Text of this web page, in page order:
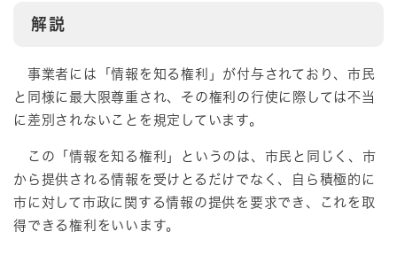
解説
事業者には「情報を知る権利」が付与されており、市民
と同様に最大限尊重され、その権利の行使に際しては不当
に差別されないことを規定しています。
この「情報を知る権利」というのは、市民と同じく、市
から提供される情報を受けとるだけでなく、自ら積極的に
市に対して市政に関する情報の提供を要求でき、これを取
得できる権利をいいます。